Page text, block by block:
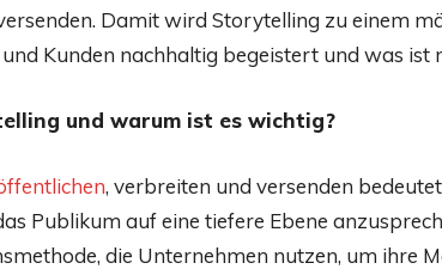
Damit wird Storytelling zu einem
Kunden nachhaltig begeistert und was ist
und warum ist es wichtig?
, verbreiten und versenden
Publikum auf eine tiefere Ebene
die Unternehmen nutzen, um ihre